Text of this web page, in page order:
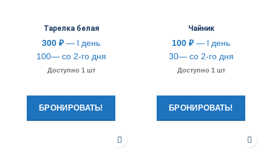
Тарелка белая
300 ₽— l день
100— со 2-го дня
Доступно 1 шт
БРОНИРОВАТЬ!
Чайник
100 ₽— l день
30— со 2-го дня
Доступно 1 шт
БРОНИРОВАТЬ!